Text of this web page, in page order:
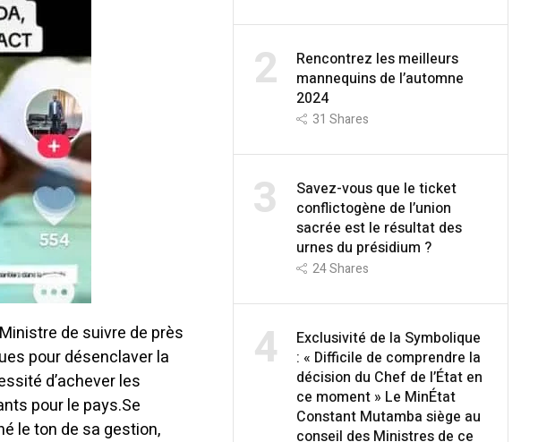
de suivre de près
pour désenclaver la
d’achever les
pour le pays.Se
le ton de sa gestion,
2
Rencontrez les meilleurs
mannequins de l’automne
2024
31 Shares
3
Savez-vous que le ticket
conflictogène de l’union
sacrée est le résultat des
urnes du présidium ?
24Shares
4
Exclusivité de la Symbolique
: « Difficile de comprendre la
décision du Chef de l’État en
ce moment » Le MinÉtat
Constant Mutamba siège au
conseil des Ministres de ce